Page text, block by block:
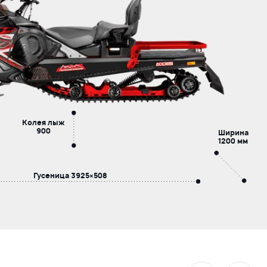
Ширина
1200 мм
Колея лыж
900
Гусеница 3925×508